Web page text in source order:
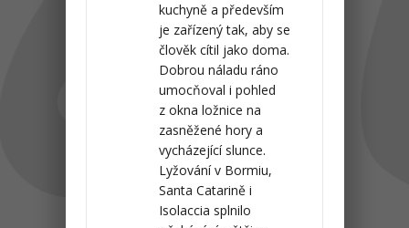
kuchyně a především
je zařízený tak, aby se
člověk cítil jako doma.
Dobrou náladu ráno
umocňoval i pohled
z okna ložnice na
zasněžené hory a
vycházející slunce.
Lyžování v Bormiu,
Santa Catarině i
Isolaccia splnilo